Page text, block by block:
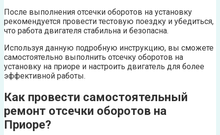
После выполнения отсечки оборотов на установку
рекомендуется провести тестовую поездку и убедиться,
что работа двигателя стабильна и безопасна.
Используя данную подробную инструкцию, вы сможете
самостоятельно выполнить отсечку оборотов на
установку на приоре и настроить двигатель для более
эффективной работы.
Как провести самостоятельный
ремонт отсечки оборотов на
Приоре?